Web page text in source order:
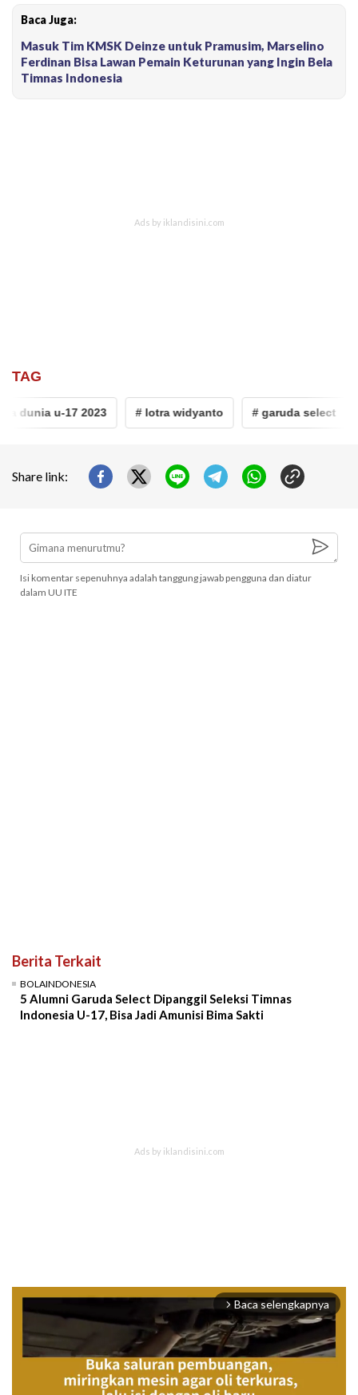
Baca Juga:
Masuk Tim KMSK Deinze untuk Pramusim, Marselino
Ferdinan Bisa Lawan Pemain Keturunan yang Ingin Bela
Timnas Indonesia
TAG
dunia u-17 2023 # lotra widyanto # garuda select
Share link:
Isi komentar sepenuhnya adalah tanggung jawab pengguna dan diatur
dalam UU ITE
Berita Terkait
BOLAINDONESIA
5 Alumni Garuda Select Dipanggil Seleksi Timnas
Indonesia U-17, Bisa Jadi Amunisi Bima Sakti
arrow_forward_ios Baca selengkapnya